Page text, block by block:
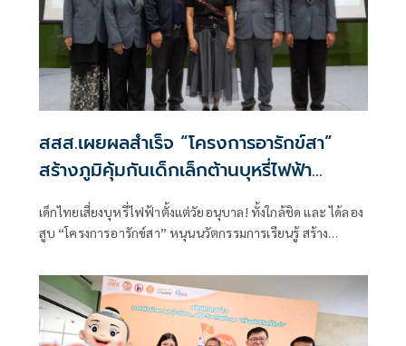
สสส.เผยผลสำเร็จ “โครงการอารักข์สา”
สร้างภูมิคุ้มกันเด็กเล็กต้านบุหรี่ไฟฟ้า
ครอบคลุม 70 จังหวัด
เด็กไทยเสี่ยงบุหรี่ไฟฟ้าตั้งแต่วัยอนุบาล! ทั้งใกล้ชิด และ ได้ลอง
สูบ “โครงการอารักข์สา” หนุนนวัตกรรมการเรียนรู้ สร้าง
เสี่ยงตั้งแต่วัยเยาว์